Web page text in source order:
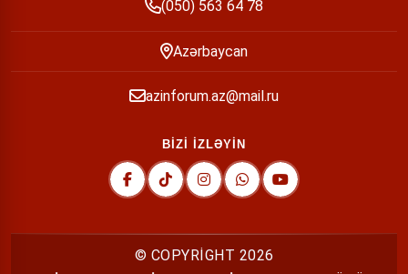
(050) 563 64 78
Azərbaycan
azinforum.az@mail.ru
BİZİ İZLƏYİN
© COPYRİGHT 2026